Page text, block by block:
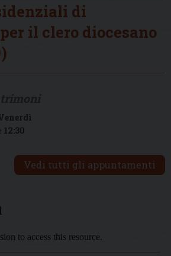
di
il clero diocesano
12:30
Vedi tutti gli appuntamenti